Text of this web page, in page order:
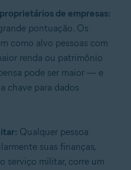
de empresas:
pontuação. Os
como alvo pessoas com
renda ou patrimônio
pode ser maior — e
chave para dados
Qualquer pessoa
suas finanças,
serviço militar, corre um